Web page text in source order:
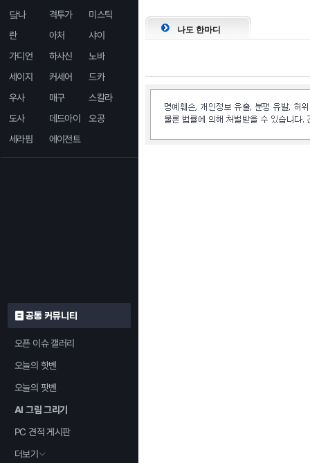
닼나
격투가
미스틱
란
아처
샤이
가디언
하사신
노바
세이지
커세어
드카
우사
매구
스칼라
도사
데드아이
오공
세라핌
에이전트
공통 커뮤니티
오픈 이슈 갤러리
오늘의 핫벤
오늘의 팟벤
AI 그림 그리기
PC 견적 게시판
더보기
나도 한마디